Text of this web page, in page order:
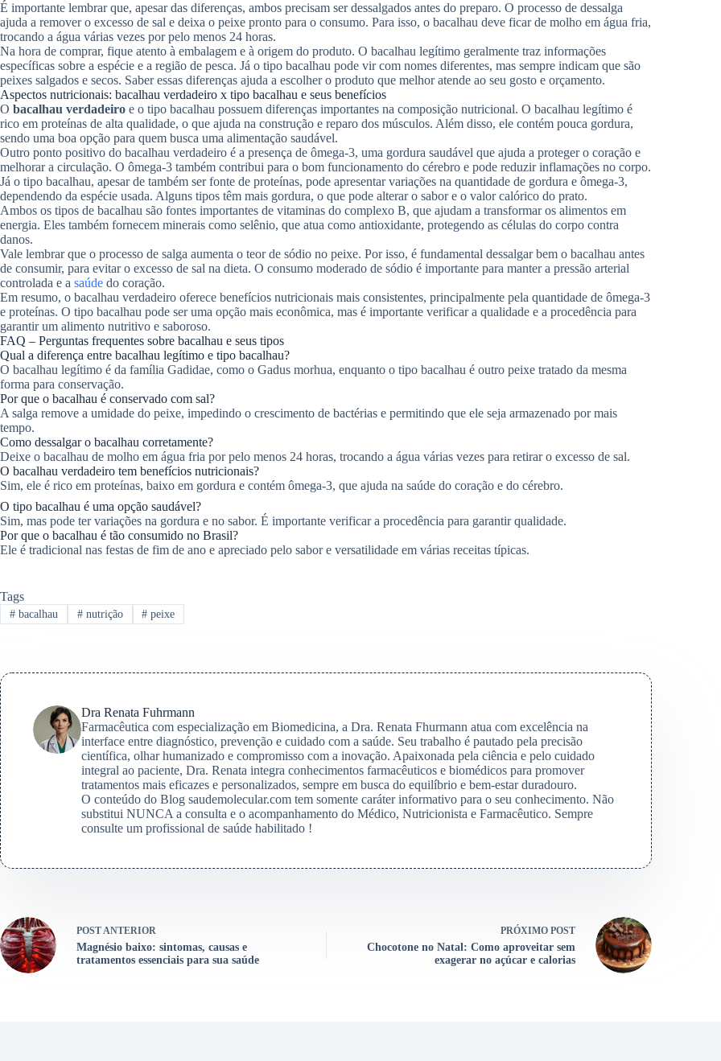
É importante lembrar que, apesar das diferenças, ambos precisam ser dessalgados antes do preparo. O processo de dessalga
ajuda a remover o excesso de sal e deixa o peixe pronto para o consumo. Para isso, o bacalhau deve ficar de molho em água fria,
trocando a água várias vezes por pelo menos 24 horas.
Na hora de comprar, fique atento à embalagem e à origem do produto. O bacalhau legítimo geralmente traz informações
específicas sobre a espécie e a região de pesca. Já o tipo bacalhau pode vir com nomes diferentes, mas sempre indicam que são
peixes salgados e secos. Saber essas diferenças ajuda a escolher o produto que melhor atende ao seu gosto e orçamento.
Aspectos nutricionais: bacalhau verdadeiro x tipo bacalhau e seus benefícios
O bacalhau verdadeiro e o tipo bacalhau possuem diferenças importantes na composição nutricional. O bacalhau legítimo é
rico em proteínas de alta qualidade, o que ajuda na construção e reparo dos músculos. Além disso, ele contém pouca gordura,
sendo uma boa opção para quem busca uma alimentação saudável.
Outro ponto positivo do bacalhau verdadeiro é a presença de ômega-3, uma gordura saudável que ajuda a proteger o coração e
melhorar a circulação. O ômega-3 também contribui para o bom funcionamento do cérebro e pode reduzir inflamações no corpo.
Já o tipo bacalhau, apesar de também ser fonte de proteínas, pode apresentar variações na quantidade de gordura e ômega-3,
dependendo da espécie usada. Alguns tipos têm mais gordura, o que pode alterar o sabor e o valor calórico do prato.
Ambos os tipos de bacalhau são fontes importantes de vitaminas do complexo B, que ajudam a transformar os alimentos em
energia. Eles também fornecem minerais como selênio, que atua como antioxidante, protegendo as células do corpo contra
danos.
Vale lembrar que o processo de salga aumenta o teor de sódio no peixe. Por isso, é fundamental dessalgar bem o bacalhau antes
de consumir, para evitar o excesso de sal na dieta. O consumo moderado de sódio é importante para manter a pressão arterial
controlada e a saúde do coração.
Em resumo, o bacalhau verdadeiro oferece benefícios nutricionais mais consistentes, principalmente pela quantidade de ômega-3
e proteínas. O tipo bacalhau pode ser uma opção mais econômica, mas é importante verificar a qualidade e a procedência para
garantir um alimento nutritivo e saboroso.
FAQ – Perguntas frequentes sobre bacalhau e seus tipos
Qual a diferença entre bacalhau legítimo e tipo bacalhau?
O bacalhau legítimo é da família Gadidae, como o Gadus morhua, enquanto o tipo bacalhau é outro peixe tratado da mesma
forma para conservação.
Por que o bacalhau é conservado com sal?
A salga remove a umidade do peixe, impedindo o crescimento de bactérias e permitindo que ele seja armazenado por mais
tempo.
Como dessalgar o bacalhau corretamente?
Deixe o bacalhau de molho em água fria por pelo menos 24 horas, trocando a água várias vezes para retirar o excesso de sal.
O bacalhau verdadeiro tem benefícios nutricionais?
Sim, ele é rico em proteínas, baixo em gordura e contém ômega-3, que ajuda na saúde do coração e do cérebro.
O tipo bacalhau é uma opção saudável?
Sim, mas pode ter variações na gordura e no sabor. É importante verificar a procedência para garantir qualidade.
Por que o bacalhau é tão consumido no Brasil?
Ele é tradicional nas festas de fim de ano e apreciado pelo sabor e versatilidade em várias receitas típicas.
Tags
#bacalhau #nutrição # peixe
Dra Renata Fuhrmann
Farmacêutica com especialização em Biomedicina, a Dra. Renata Fhurmann atua com excelência na
interface entre diagnóstico, prevenção e cuidado com a saúde. Seu trabalho é pautado pela precisão
científica, olhar humanizado e compromisso com a inovação. Apaixonada pela ciência e pelo cuidado
integral ao paciente, Dra. Renata integra conhecimentos farmacêuticos e biomédicos para promover
tratamentos mais eficazes e personalizados, sempre em busca do equilíbrio e bem-estar duradouro.
O conteúdo do Blog saudemolecular.com tem somente caráter informativo para o seu conhecimento. Não
substitui NUNCA a consulta e o acompanhamento do Médico, Nutricionista e Farmacêutico. Sempre
consulte um profissional de saúde habilitado !
POSTANTERIOR
Magnésio baixo: sintomas, causas e
tratamentos essenciais para sua saúde
PRÓXIMOPOST
Chocotone no Natal: Como aproveitar sem
exagerar no açúcar e calorias